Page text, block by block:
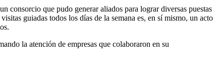
consorcio que pudo generar aliados para lograr diversas puestas
guiadas todos los días de la semana es, en sí mismo, un acto
la atención de empresas que colaboraron en su